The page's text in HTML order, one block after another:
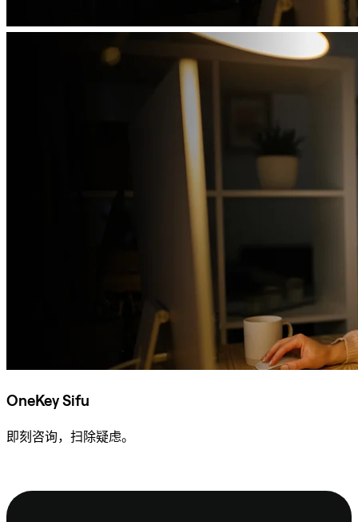
OneKey Sifu
即刻咨询，扫除疑虑。